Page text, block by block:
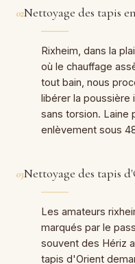
02Nettoyage des tapis
Rixheim, dans la
où le chauffage
tout bain, nous
libérer la poussière
sans torsion. Laine
enlèvement sous
03Nettoyage des tapis
Les amateurs
marqués par le
souvent des Hériz
tapis d'Orient